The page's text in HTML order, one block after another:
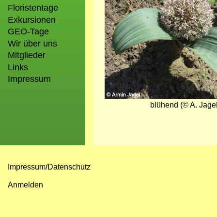
Floristentage
Exkursionen
GEO-Tage
Wir über uns
Mitglieder
Links
Impressum
blühend (© A.
Impressum/Datenschutz
Anmelden